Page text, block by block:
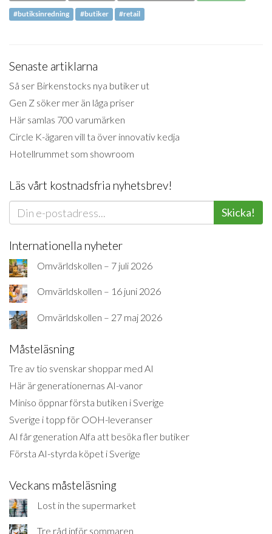
#butiksinredning #butiker #retail
Senaste artiklarna
Så ser Birkenstocks nya butiker ut
Gen Z söker mer än låga priser
Här samlas 700 varumärken
Circle K-ägaren vill ta över innovativ kedja
Hotellrummet som showroom
Läs vårt kostnadsfria nyhetsbrev!
Skicka!
Internationella nyheter
Omvärldskollen – 7 juli 2026
Omvärldskollen – 16 juni 2026
Omvärldskollen – 27 maj 2026
Måsteläsning
Tre av tio svenskar shoppar med AI
Här är generationernas AI-vanor
Miniso öppnar första butiken i Sverige
Sverige i topp för OOH-leveranser
AI får generation Alfa att besöka fler butiker
Första AI-styrda köpet i Sverige
Veckans måsteläsning
Lost in the supermarket
Tre råd inför sommaren